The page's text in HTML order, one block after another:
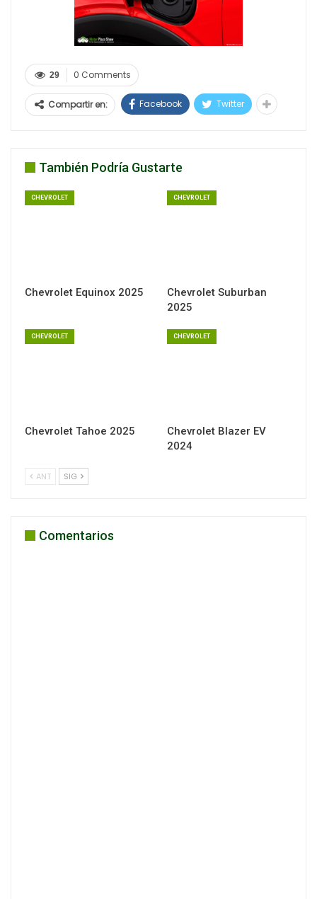
0 Comments
29
Compartir en: Facebook Twitter
También Podría Gustarte
CHEVROLET
Chevrolet Equinox 2025
CHEVROLET
Chevrolet Suburban
2025
CHEVROLET
Chevrolet Tahoe 2025
CHEVROLET
Chevrolet Blazer EV
2024
ANT SIG
Comentarios